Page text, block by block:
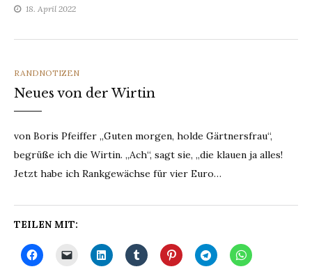
18. April 2022
CATEGORIES
RANDNOTIZEN
Neues von der Wirtin
von Boris Pfeiffer „Guten morgen, holde Gärtnersfrau“,
begrüße ich die Wirtin. „Ach“, sagt sie, „die klauen ja alles!
Jetzt habe ich Rankgewächse für vier Euro…
TEILEN MIT: